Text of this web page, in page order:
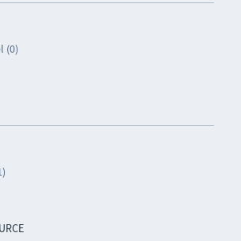
(0)